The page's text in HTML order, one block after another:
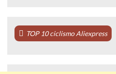
TOP 10 ciclismo Aliexpress